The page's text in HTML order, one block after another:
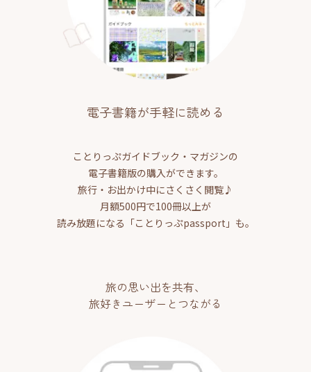
電子書籍が手軽に読める
ことりっぷガイドブック・マガジンの
電子書籍版の購入ができます。
旅行・お出かけ中にさくさく閲覧♪
月額500円で100冊以上が
読み放題になる「ことりっぷpassport」も。
旅の思い出を共有、
旅好きユーザーとつながる